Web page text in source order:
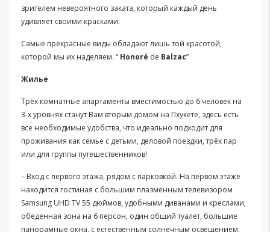
зрителем невероятного заката, который каждый день
удивляет своими красками.
Самые прекрасные виды обладают лишь той красотой,
которой мы их наделяем. “ Honoré de Balzac”
Жилье
Трёх комнатные апартаменты вместимостью до 6 человек на
3-х уровнях станут Вам вторым домом на Пхукете, здесь есть
все необходимые удобства, что идеально подходит для
проживания как семье с детьми, деловой поездки, трёх пар
или для группы путешественников!
– Вход с первого этажа, рядом с парковкой. На первом этаже
находится гостиная с большим плазменным телевизором
Samsung UHD TV 55 дюймов, удобными диванами и креслами,
обеденная зона на 6 персон, один общий туалет, большие
панорамные окна, с естественным солнечным освещением,